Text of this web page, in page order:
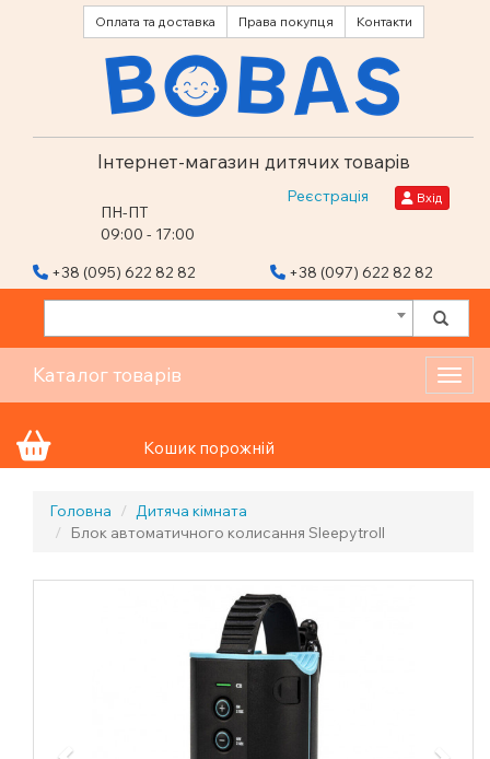
Оплата та доставка Права покупця Контакти
Інтернет-магазин дитячих товарів
ПН-ПТ
09:00 - 17:00
Реєстрація Вхід
+38 (095) 622 82 82 +38 (097) 622 82 82
Каталог товарів
Кошик порожній
Головна
Дитяча кімната
Блок автоматичного колисання Sleepytroll